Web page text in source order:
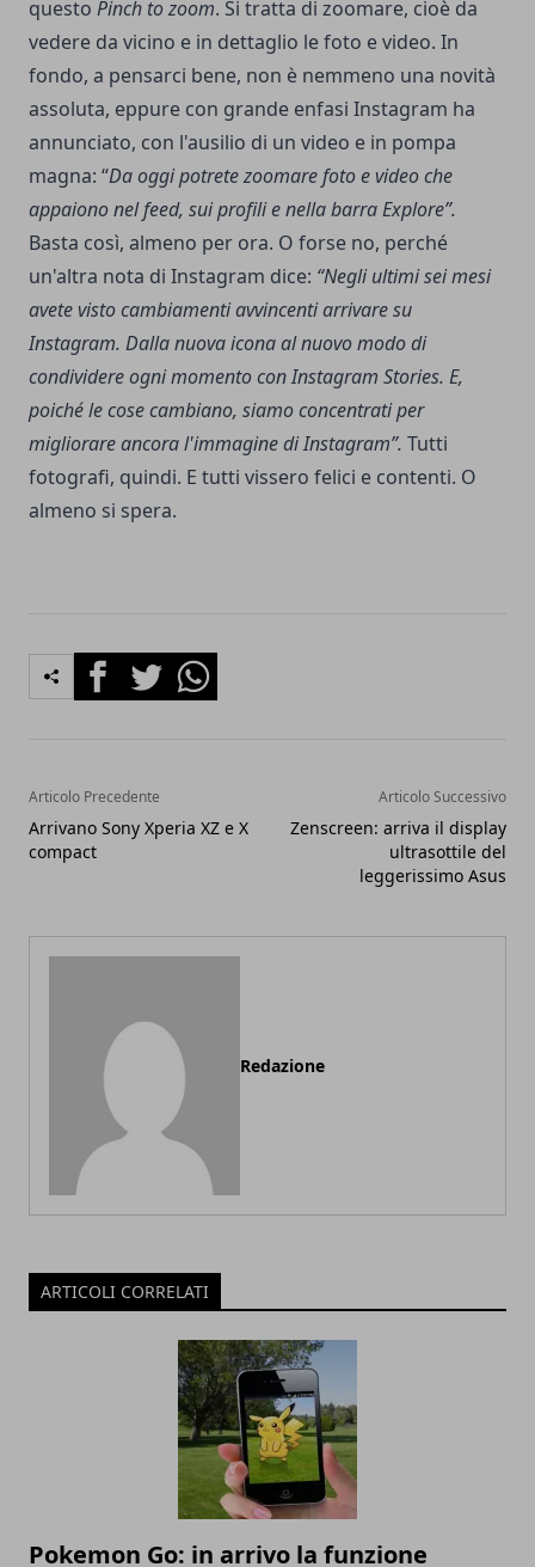
questo Pinch to zoom. Si tratta di zoomare, cioè da
vedere da vicino e in dettaglio le foto e video. In
fondo, a pensarci bene, non è nemmeno una novità
assoluta, eppure con grande enfasi Instagram ha
annunciato, con l'ausilio di un video e in pompa
magna: “Da oggi potrete zoomare foto e video che
appaiono nel feed, sui profili e nella barra Explore”.
Basta così, almeno per ora. O forse no, perché
un'altra nota di Instagram dice: “Negli ultimi sei mesi
avete visto cambiamenti avvincenti arrivare su
Instagram. Dalla nuova icona al nuovo modo di
condividere ogni momento con Instagram Stories. E,
poiché le cose cambiano, siamo concentrati per
migliorare ancora l'immagine di Instagram”. Tutti
fotografi, quindi. E tutti vissero felici e contenti. O
almeno si spera.
FacebookTwitterWhatsapp
Articolo Precedente
Arrivano Sony Xperia XZ e X
compact
Articolo Successivo
Zenscreen: arriva il display
ultrasottile del
leggerissimo Asus
Redazione
ARTICOLI CORRELATI
Pokemon Go: in arrivo la funzione